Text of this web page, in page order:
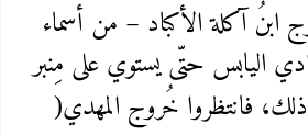
آكلة الأكباد – من أسماء
اليابس حتّى يستوي على مِنبر
فانتظروا خُروج المهدي)